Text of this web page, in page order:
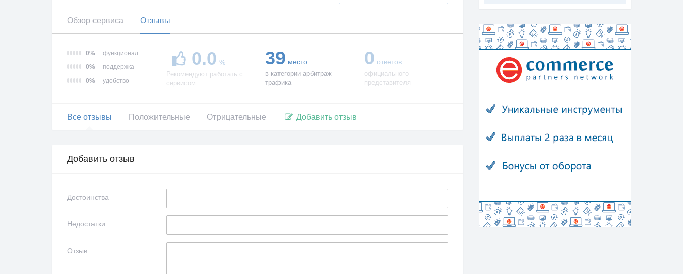
Обзор сервиса Отзывы
0%
функционал
0%
поддержка
0%
удобство
0.0 %
Рекомендуют работать с
сервисом
39 место
в категории арбитраж
трафика
0 ответов
официального
представителя
Все отзывы Положительные Отрицательные Добавить отзыв
Добавить отзыв
Достоинства
Недостатки
Отзыв